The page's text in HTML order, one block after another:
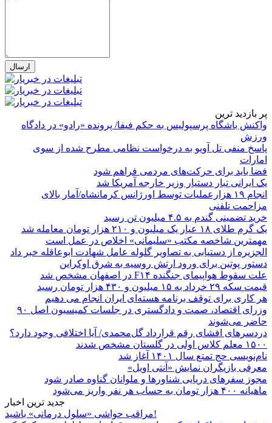
پر بازدید ترین
واکنش باشگاه پرسپولیس به حکم فیفا/ پرونده «رادو» در دادگاه
ورزش
پاسخ منفی تل آویو به درخواست نظامی مطرح شده از سوی
امارات
فضا باید برای حرکت‌های مردمی فراهم شود
یک ایرانی تبار دستیار وزیر خارجه آمریکا شد
انجام ۱۹ هزارعملیات توسط اورژانس کرمانشاه/آمار بالای
مزاحمت تلفنی
خرید تضمینی گندم به ۴.۵ میلیون تن رسید
یک گرم طلای ۱۸ عیار یک میلیون و ۲۱۰ هزار تومان معامله شد
مهمترین شاخصه مکتب «سلیمانی» اخلاص در عمل است
الجزیره از دستیابی به تصاویر گلوله عامل شهادت ابوعاقله خبر داد
دستور پوتین برای ورود ارتش روسیه به شرق اوکراین
علت سقوط هواپیمای جنگنده F۱۴ در اصفهان مشخص شد
قیمت سکه ۲۹ خرداد به ۱۵ میلیون و ۴۳۰ هزار تومان رسید
هر کاری برای توقف برنامه هسته‌ای ایران انجام می دهیم
وزرای اقتصاد، صمت و دادگستری در جلسات کمیسیون اصل ۹۰
حاضر می‌شوند
دردسرهای افشای رقم قرارداد گل‌محمدی/ آیا اختلافی وجود دارد؟
۱۵۰۰ معلم کلاس اولی در گلستان مشخص شدند
نام‌نویسی حج تمتع سال ۱۴۰۱ آغاز شد
معرفی بازیگران نمایش «آنتی اویل»
مجوز سفرهای دریایی شناورها و ملوانان گناوه صادر شود
ماهیانه ۴۰۰ هزار تومان به حساب هر نفر واریز می‌شود
جدید ترین اخبار
مراقب حواشی «سلول درمانی» باشید!